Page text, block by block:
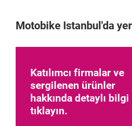
Motobike Istanbul'da
Katılımcı firmalar ve
sergilenen ürünler
hakkında detaylı
tıklayın.